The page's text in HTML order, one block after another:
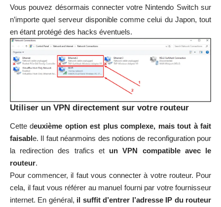
Vous pouvez désormais connecter votre Nintendo Switch sur
n’importe quel serveur disponible comme celui du Japon, tout
en étant protégé des hacks éventuels.
Utiliser un VPN directement sur votre routeur
Cette deuxième option est plus complexe, mais tout à fait
faisable. Il faut néanmoins des notions de reconfiguration pour
la redirection des trafics et un VPN compatible avec le
routeur.
Pour commencer, il faut vous connecter à votre routeur. Pour
cela, il faut vous référer au manuel fourni par votre fournisseur
internet. En général, il suffit d’entrer l’adresse IP du routeur